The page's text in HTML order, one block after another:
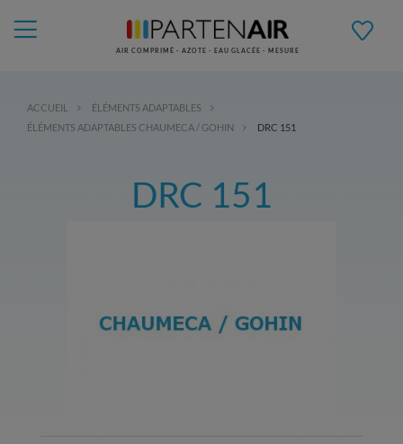
AIR COMPRIMÉ - AZOTE - EAU GLACÉE - MESURE
ACCUEIL
ÉLÉMENTS ADAPTABLES
ÉLÉMENTS ADAPTABLES CHAUMECA / GOHIN
DRC 151
DRC 151